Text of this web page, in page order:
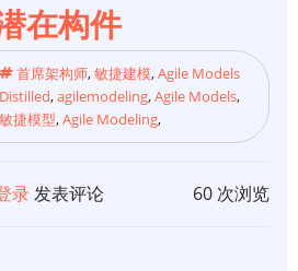
在构件
首席架构师,敏捷建模,Agile Models
Distilled,agilemodeling,Agile Models,
敏捷模型,Agile Modeling,
录发表评论 60 次浏览